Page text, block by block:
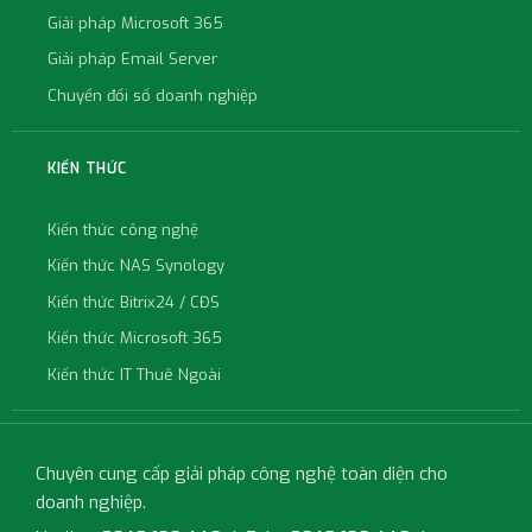
Giải pháp Microsoft 365
Giải pháp Email Server
Chuyển đổi số doanh nghiệp
KIẾN THỨC
Kiến thức công nghệ
Kiến thức NAS Synology
Kiến thức Bitrix24 / CĐS
Kiến thức Microsoft 365
Kiến thức IT Thuê Ngoài
Chuyên cung cấp giải pháp công nghệ toàn diện cho
doanh nghiệp.